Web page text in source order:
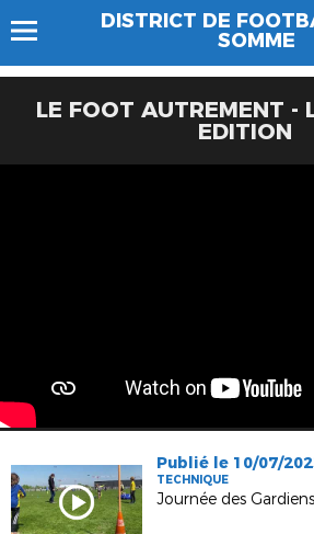
DISTRICT DE
SOMME
LE FOOT AUTREMENT -
EDITION
Publié le 10/07/
TECHNIQUE